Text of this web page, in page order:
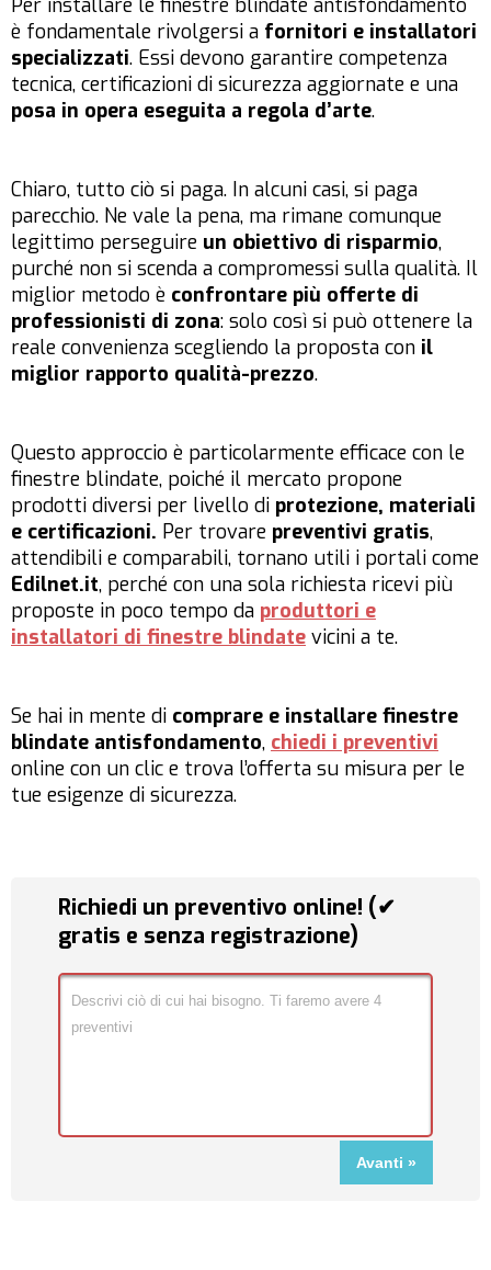
Per installare le finestre blindate antisfondamento
è fondamentale rivolgersi a fornitori e installatori
specializzati. Essi devono garantire competenza
tecnica, certificazioni di sicurezza aggiornate e una
posa in opera eseguita a regola d’arte.
Chiaro, tutto ciò si paga. In alcuni casi, si paga
parecchio. Ne vale la pena, ma rimane comunque
legittimo perseguire un obiettivo di risparmio,
purché non si scenda a compromessi sulla qualità. Il
miglior metodo è confrontare più offerte di
professionisti di zona: solo così si può ottenere la
reale convenienza scegliendo la proposta con il
miglior rapporto qualità-prezzo.
Questo approccio è particolarmente efficace con le
finestre blindate, poiché il mercato propone
prodotti diversi per livello di protezione, materiali
e certificazioni. Per trovare preventivi gratis,
attendibili e comparabili, tornano utili i portali come
Edilnet.it, perché con una sola richiesta ricevi più
proposte in poco tempo da produttori e
installatori di finestre blindate vicini a te.
Se hai in mente di comprare e installare finestre
blindate antisfondamento, chiedi i preventivi
online con un clic e trova l’offerta su misura per le
tue esigenze di sicurezza.
Richiedi un preventivo online! (✔
gratis e senza registrazione)